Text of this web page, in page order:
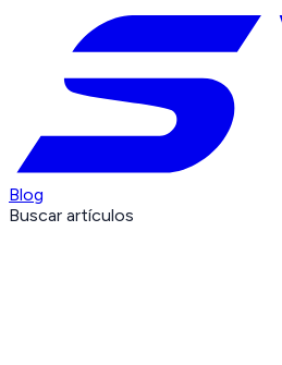
Blog
Buscar artículos